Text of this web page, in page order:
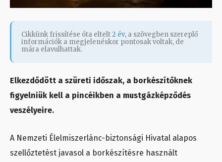
Cikkünk frissítése óta eltelt2 év, a szövegben szereplő
információk a megjelenéskor pontosak voltak, de
mára elavulhattak.
Elkezdődött a szüreti időszak, a borkészítőknek
figyelniük kell a pincéikben a mustgázképződés
veszélyeire.
A Nemzeti Élelmiszerlánc-biztonsági Hivatal alapos
szellőztetést javasol a borkészítésre használt